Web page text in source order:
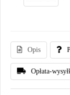
Opis
Opłata-